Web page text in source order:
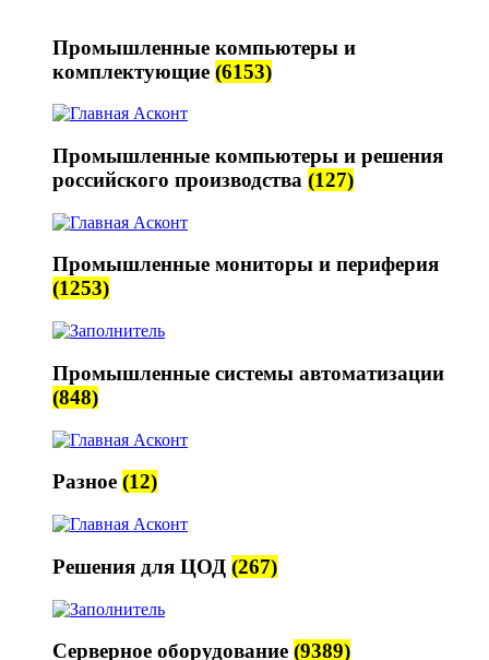
Промышленные компьютеры и
комплектующие (6153)
Промышленные компьютеры и решения
российского производства (127)
Промышленные мониторы и периферия
(1253)
Промышленные системы автоматизации
(848)
Разное (12)
Решения для ЦОД (267)
Серверное оборудование (9389)